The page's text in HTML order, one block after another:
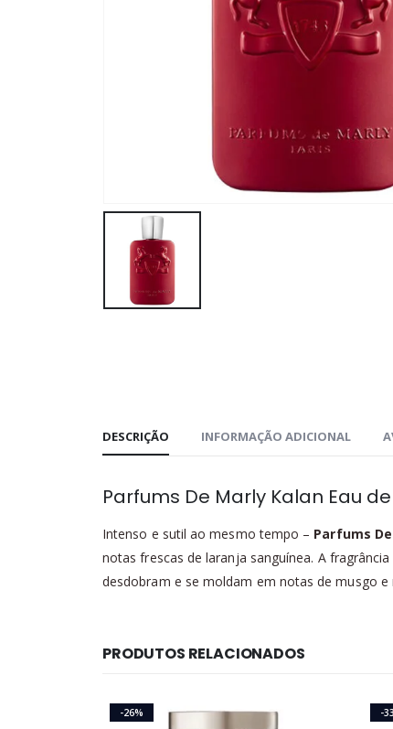
DESCRIÇÃO INFORMAÇÃO ADICIONAL
Parfums De Marly Kalan Eau
Intenso e sutil ao mesmo tempo – Parfums
notas frescas de laranja sanguínea. A
desdobram e se moldam em notas de musgo e
PRODUTOS RELACIONADOS
-26% -